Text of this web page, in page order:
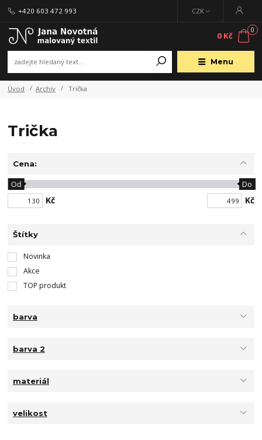
Menu
CZK
+420 603 472 993
0
0 Kč
Úvod Archiv Trička
Trička
Cena:
Kč
Od Do
Kč
Štítky
Novinka
Akce
TOP produkt
barva
barva 2
materiál
velikost